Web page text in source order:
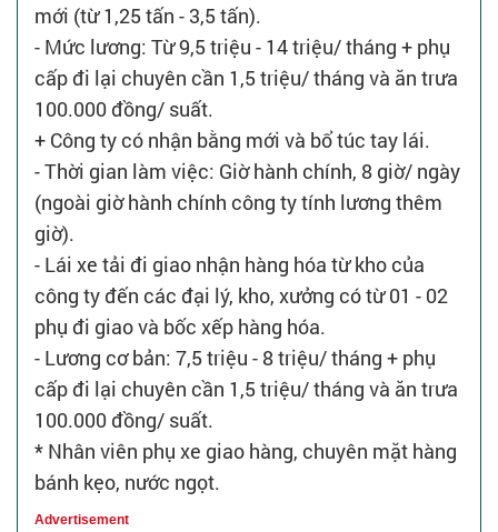
mới (từ 1,25 tấn - 3,5 tấn).
- Mức lương: Từ 9,5 triệu - 14 triệu/ tháng + phụ
cấp đi lại chuyên cần 1,5 triệu/ tháng và ăn trưa
100.000 đồng/ suất.
+ Công ty có nhận bằng mới và bổ túc tay lái.
- Thời gian làm việc: Giờ hành chính, 8 giờ/ ngày
(ngoài giờ hành chính công ty tính lương thêm
giờ).
- Lái xe tải đi giao nhận hàng hóa từ kho của
công ty đến các đại lý, kho, xưởng có từ 01 - 02
phụ đi giao và bốc xếp hàng hóa.
- Lương cơ bản: 7,5 triệu - 8 triệu/ tháng + phụ
cấp đi lại chuyên cần 1,5 triệu/ tháng và ăn trưa
100.000 đồng/ suất.
* Nhân viên phụ xe giao hàng, chuyên mặt hàng
bánh kẹo, nước ngọt.
Advertisement